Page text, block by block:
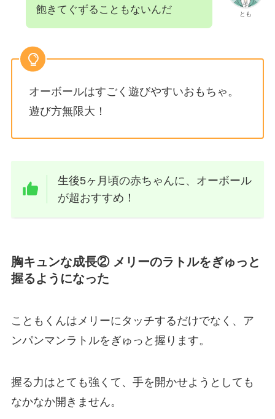
とも
飽きてぐずることもないんだ
オーボールはすごく遊びやすいおもちゃ。
遊び方無限大！
生後5ヶ月頃の赤ちゃんに、オーボール
が超おすすめ！
胸キュンな成長② メリーのラトルをぎゅっと
握るようになった
こともくんはメリーにタッチするだけでなく、ア
ンパンマンラトルをぎゅっと握ります。
握る力はとても強くて、手を開かせようとしても
なかなか開きません。